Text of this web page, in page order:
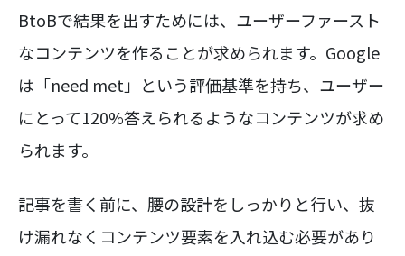
BtoBで結果を出すためには、ユーザーファースト
なコンテンツを作ることが求められます。Google
は「need met」という評価基準を持ち、ユーザー
にとって120%答えられるようなコンテンツが求め
られます。
記事を書く前に、腰の設計をしっかりと行い、抜
け漏れなくコンテンツ要素を入れ込む必要があり